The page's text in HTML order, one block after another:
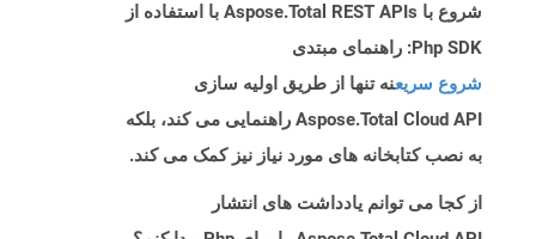
شروع با Aspose.Total REST APIs با استفاده از
Php SDK: راهنمای مبتدی
شروع سریعنه تنها از طریق اولیه سازی
Aspose.Total Cloud API راهنمایی می کند، بلکه
به نصب کتابخانه های مورد نیاز نیز کمک می کند.
از کجا می توانم یادداشت های انتشار